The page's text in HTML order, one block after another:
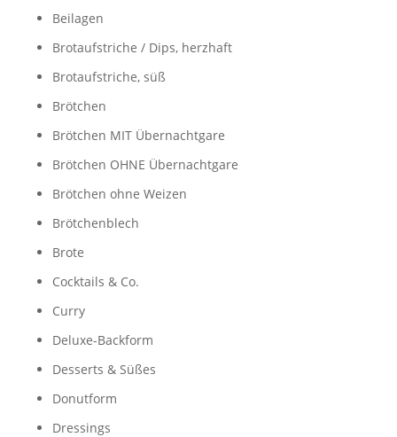
Beilagen
Brotaufstriche / Dips, herzhaft
Brotaufstriche, süß
Brötchen
Brötchen MIT Übernachtgare
Brötchen OHNE Übernachtgare
Brötchen ohne Weizen
Brötchenblech
Brote
Cocktails & Co.
Curry
Deluxe-Backform
Desserts & Süßes
Donutform
Dressings